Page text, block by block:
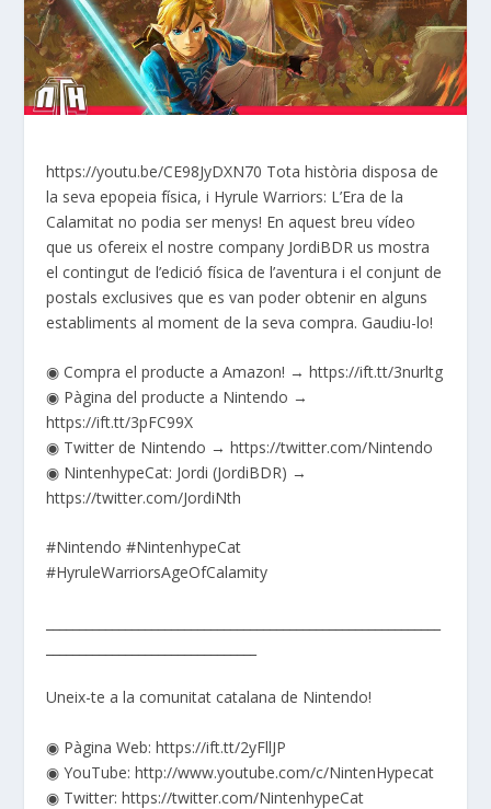
https://youtu.be/CE98JyDXN70 Tota història disposa de
la seva epopeia física, i Hyrule Warriors: L’Era de la
Calamitat no podia ser menys! En aquest breu vídeo
que us ofereix el nostre company JordiBDR us mostra
el contingut de l’edició física de l’aventura i el conjunt de
postals exclusives que es van poder obtenir en alguns
establiments al moment de la seva compra. Gaudiu-lo!
◉ Compra el producte a Amazon! → https://ift.tt/3nurltg
◉ Pàgina del producte a Nintendo →
https://ift.tt/3pFC99X
◉ Twitter de Nintendo → https://twitter.com/Nintendo
◉ NintenhypeCat: Jordi (JordiBDR) →
https://twitter.com/JordiNth
#Nintendo #NintenhypeCat
#HyruleWarriorsAgeOfCalamity
Uneix-te a la comunitat catalana de Nintendo!
◉ Pàgina Web: https://ift.tt/2yFllJP
◉ YouTube: http://www.youtube.com/c/NintenHypecat
◉ Twitter: https://twitter.com/NintenhypeCat